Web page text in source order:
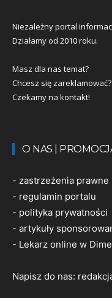
Niezależny portal
Działamy od 2010 roku.
Masz dla nas temat?
Chcesz się zareklamować?
Czekamy na kontakt!
O NAS |
- zastrzeżenia prawne
- regulamin portalu
- polityka prywatności
- artykuły
- Lekarz online w
Napisz do nas: